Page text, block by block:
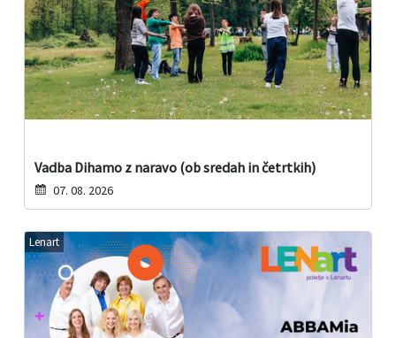
Vadba Dihamo z naravo (ob sredah in četrtkih)
07. 08. 2026
Lenart